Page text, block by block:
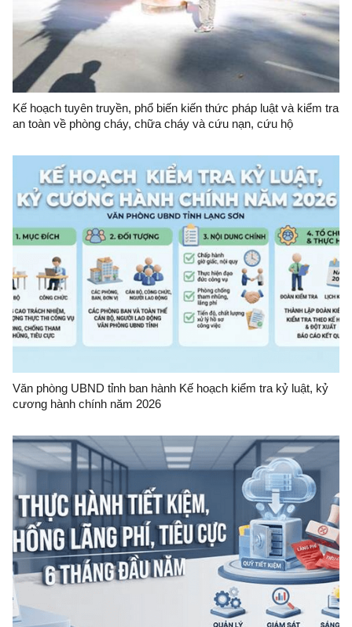
Kế hoạch tuyên truyền, phổ biến kiến thức pháp luật và kiểm tra
an toàn về phòng cháy, chữa cháy và cứu nạn, cứu hộ
Văn phòng UBND tỉnh ban hành Kế hoạch kiểm tra kỷ luật, kỷ
cương hành chính năm 2026